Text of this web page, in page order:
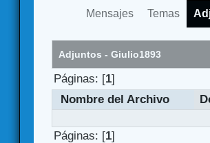
Mensajes Temas
Adjuntos - Giulio1893
Páginas: [1]
Nombre del Archivo
Páginas: [1]